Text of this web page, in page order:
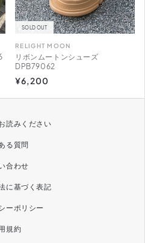
SOLD OUT
販
売
元:
RELIGHT MOON
リボンムートンシューズ
DPB79062
通
格
¥6,200
読みください
る質問
合わせ
に基づく表記
ーポリシー
規約